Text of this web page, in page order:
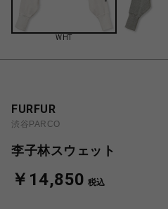
WHT
FURFUR
渋谷PARCO
李子林スウェット
￥14,850 税込